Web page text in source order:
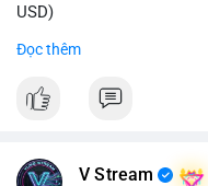
USD)
Giao dịch 4.51 BTC trị
đang tái cơ cấu danh
Đọc thêm
V Stream